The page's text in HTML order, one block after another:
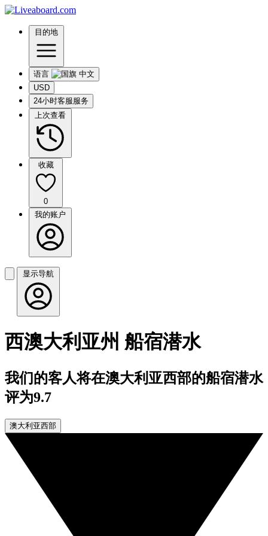
目的地
语言
USD
24小时客服服务
上次查看
收藏
0
我的账户
显示导航
西澳大利亚州 船宿潜水
我们的客人将在澳大利亚西部的船宿潜水
评为9.7
澳大利亚西部